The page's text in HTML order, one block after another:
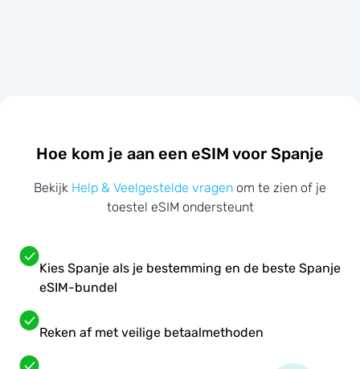
Hoe kom je aan een eSIM voor Spanje
Bekijk Help & Veelgestelde vragen om te zien of je
toestel eSIM ondersteunt
Kies Spanje als je bestemming en de beste Spanje
eSIM-bundel
Reken af met veilige betaalmethoden